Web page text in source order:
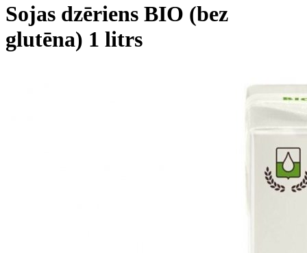
Sojas dzēriens BIO (bez
glutēna) 1 litrs